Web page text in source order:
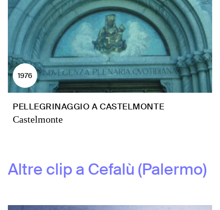
1976
PELLEGRINAGGIO A CASTELMONTE
Castelmonte
Altre clip a Cefalù (Palermo)